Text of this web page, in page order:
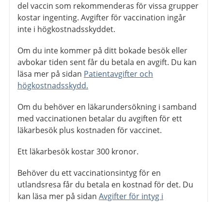
del vaccin som rekommenderas för vissa grupper
kostar ingenting. Avgifter för vaccination ingår
inte i högkostnadsskyddet.
Om du inte kommer på ditt bokade besök eller
avbokar tiden sent får du betala en avgift. Du kan
läsa mer på sidan Patientavgifter och
högkostnadsskydd.
Om du behöver en läkarundersökning i samband
med vaccinationen betalar du avgiften för ett
läkarbesök plus kostnaden för vaccinet.
Ett läkarbesök kostar 300 kronor.
Behöver du ett vaccinationsintyg för en
utlandsresa får du betala en kostnad för det. Du
kan läsa mer på sidan Avgifter för intyg i